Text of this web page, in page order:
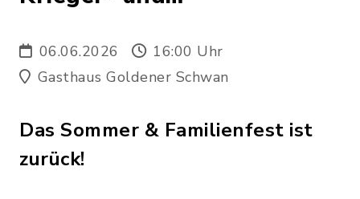
Hemhofen
06.06.2026
16:00 Uhr
Gasthaus Goldener Schwan
Das Sommer & Familienfest ist
zurück!